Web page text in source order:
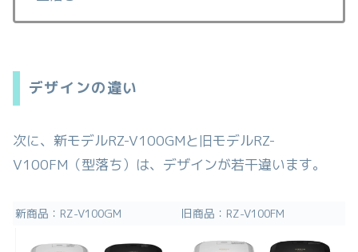
デザインの違い
次に、新モデルRZ-V100GMと旧モデルRZ-
V100FM（型落ち）は、デザインが若干違います。
新商品：RZ-V100GM 旧商品：RZ-V100FM